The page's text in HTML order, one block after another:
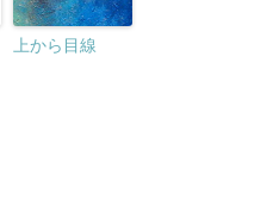
上から目線